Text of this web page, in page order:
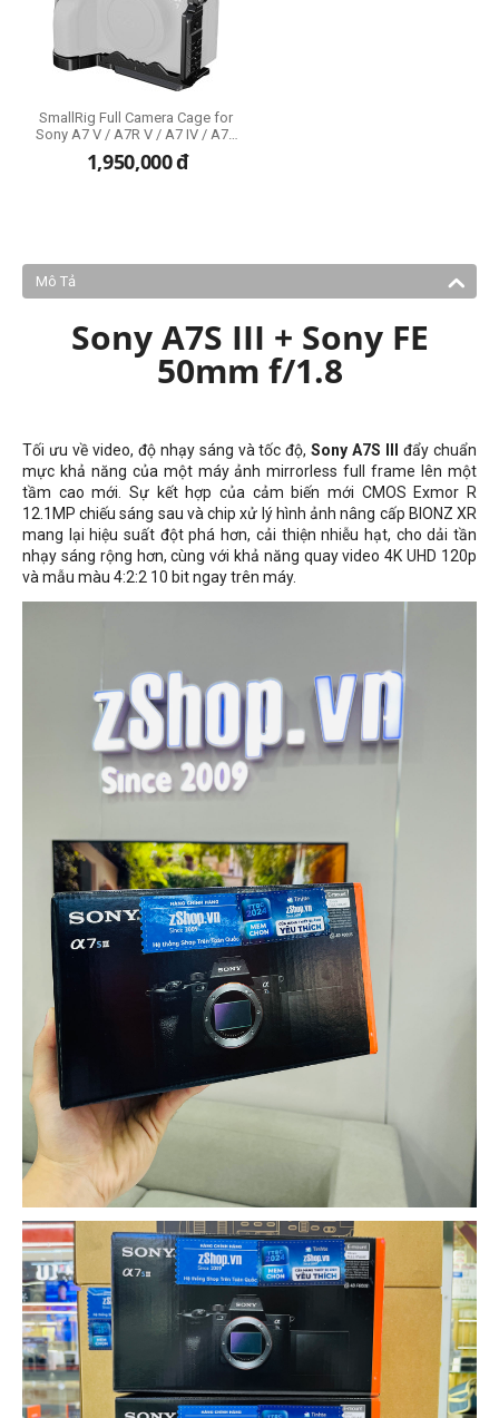
SmallRig Full Camera Cage for
Sony A7 V / A7R V / A7 IV / A7S
III / A1 / A7R IV (3667C)
1,950,000đ
Mô Tả
Sony A7S III + Sony FE
50mm f/1.8
Tối ưu về video, độ nhạy sáng và tốc độ, Sony A7S III
đẩy chuẩn
mực khả năng của một máy ảnh mirrorless full frame lên một
tầm cao mới. Sự kết hợp của cảm biến mới CMOS Exmor R
12.1MP chiếu sáng sau và chip xử lý hình ảnh nâng cấp BIONZ XR
mang lại hiệu suất đột phá hơn, cải thiện nhiễu hạt, cho dải tần
nhạy sáng rộng hơn, cùng với khả năng quay video 4K UHD 120p
và mẫu màu 4:2:2 10 bit ngay trên máy.